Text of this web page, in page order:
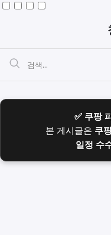
✅ 쿠팡
본 게시글은 쿠
일정 수